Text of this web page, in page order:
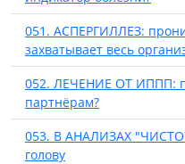
051. АСПЕРГИЛЛЕЗ:
захватывает весь
052. ЛЕЧЕНИЕ ОТ ИППП:
партнёрам?
053. В АНАЛИЗАХ
голову